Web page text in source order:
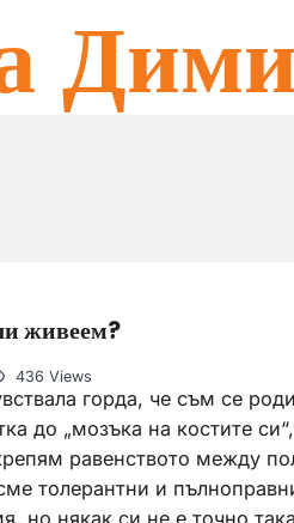
живеем?
436 Views
горда, че съм се
до „мозъка на костите
равенството между
толерантни и